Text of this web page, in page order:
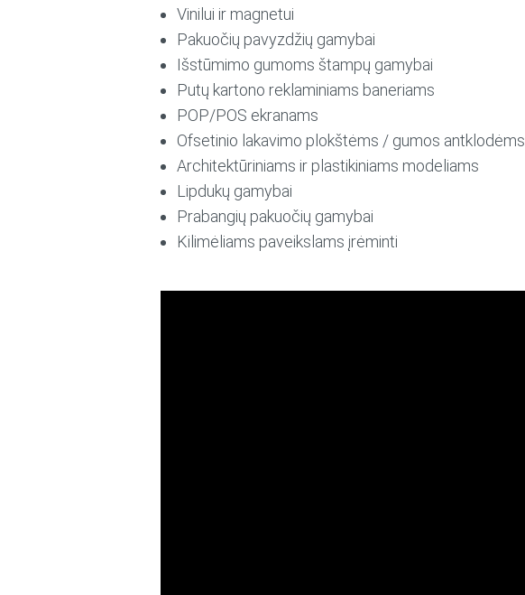
Vinilui ir magnetui
Pakuočių pavyzdžių gamybai
Išstūmimo gumoms štampų gamybai
Putų kartono reklaminiams baneriams
POP/POS ekranams
Ofsetinio lakavimo plokštėms / gumos antklodėms
Architektūriniams ir plastikiniams modeliams
Lipdukų gamybai
Prabangių pakuočių gamybai
Kilimėliams paveikslams įrėminti